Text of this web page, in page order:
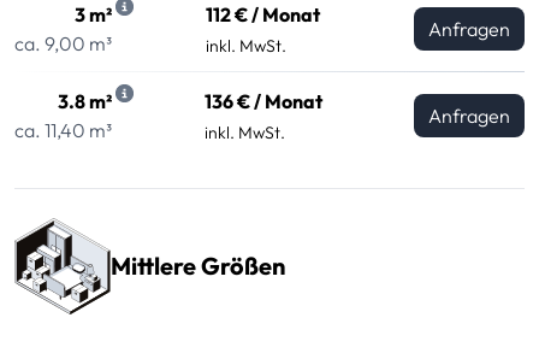
3 m²
ca. 9,00 m³
112 € / Monat
inkl. MwSt.
Anfragen
3.8 m²
ca. 11,40 m³
136 € / Monat
inkl. MwSt.
Anfragen
Mittlere Größen